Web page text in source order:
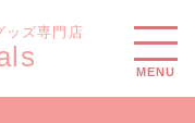
ッズ専門店
MENU